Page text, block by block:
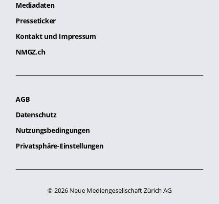
Mediadaten
Presseticker
Kontakt und Impressum
NMGZ.ch
AGB
Datenschutz
Nutzungsbedingungen
Privatsphäre-Einstellungen
© 2026 Neue Mediengesellschaft Zürich AG